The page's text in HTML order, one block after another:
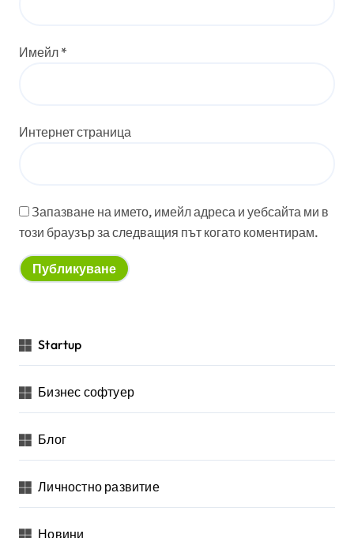
Имейл *
Интернет страница
Запазване на името, имейл адреса и уебсайта ми в
този браузър за следващия път когато коментирам.
Startup
Бизнес софтуер
Блог
Личностно развитие
Новини